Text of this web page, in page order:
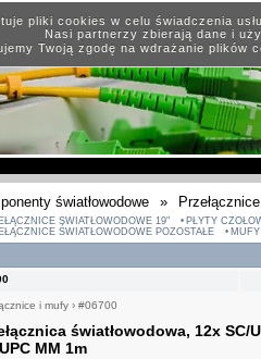
pliki cookies w celu świadczenia
Nasi partnerzy zbierają dane i
Twoją zgodę na wdrażanie
światłowodowe »
ŚWIATŁOWODOWE 19" PŁYTY
ŚWIATŁOWODOWE POZOSTAŁE
i mufy › #06700
światłowodowa, 12x
MM 1m